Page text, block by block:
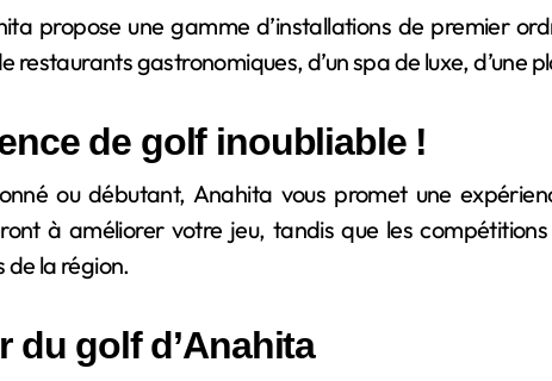
propose une gamme d’installations de premier
restaurants gastronomiques, d’un spa de luxe,
de golf inoubliable !
ou débutant, Anahita vous promet une
à améliorer votre jeu, tandis que les
de la région.
du golf d’Anahita